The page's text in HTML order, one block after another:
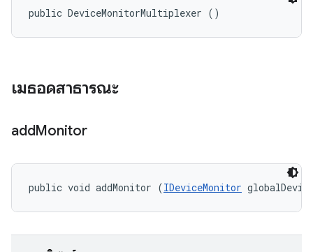
public DeviceMonitorMultiplexer ()
เมธอดสาธารณะ
addMonitor
public void addMonitor (IDeviceMonitor